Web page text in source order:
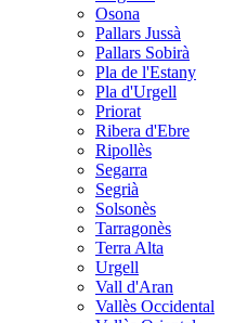
Osona
Pallars Jussà
Pallars Sobirà
Pla de l'Estany
Pla d'Urgell
Priorat
Ribera d'Ebre
Ripollès
Segarra
Segrià
Solsonès
Tarragonès
Terra Alta
Urgell
Vall d'Aran
Vallès Occidental